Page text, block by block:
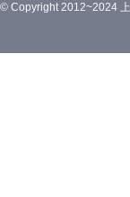
© Copyright 2012~2024